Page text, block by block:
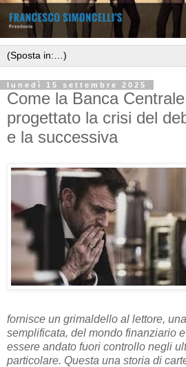
lunedì 15 settembre 2025
Come la Banca
progettato la crisi del
e la successiva
fornisce un grimaldello al lettore,
semplificata, del mondo finanziario
essere andato fuori controllo negli
particolare. Questa una storia di